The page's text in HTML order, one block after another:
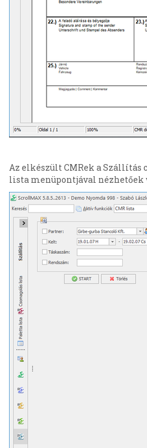
Az elkészült CMRek a Szállítás
lista menüpontjával nézhetőek